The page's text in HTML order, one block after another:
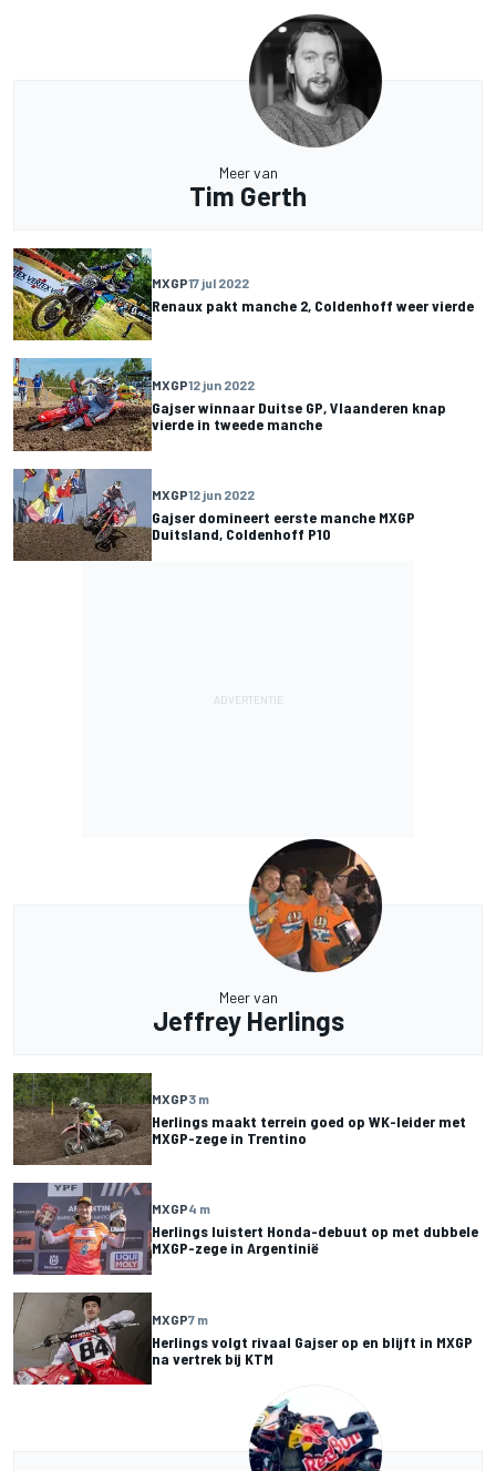
Meer van
Tim Gerth
MXGP17 jul 2022
Renaux pakt manche 2, Coldenhoff weer vierde
MXGP12 jun 2022
Gajser winnaar Duitse GP, Vlaanderen knap
vierde in tweede manche
MXGP12 jun 2022
Gajser domineert eerste manche MXGP
Duitsland, Coldenhoff P10
Meer van
Jeffrey Herlings
MXGP3 m
Herlings maakt terrein goed op WK-leider met
MXGP-zege in Trentino
MXGP4 m
Herlings luistert Honda-debuut op met dubbele
MXGP-zege in Argentinië
MXGP7 m
Herlings volgt rivaal Gajser op en blijft in MXGP
na vertrek bij KTM